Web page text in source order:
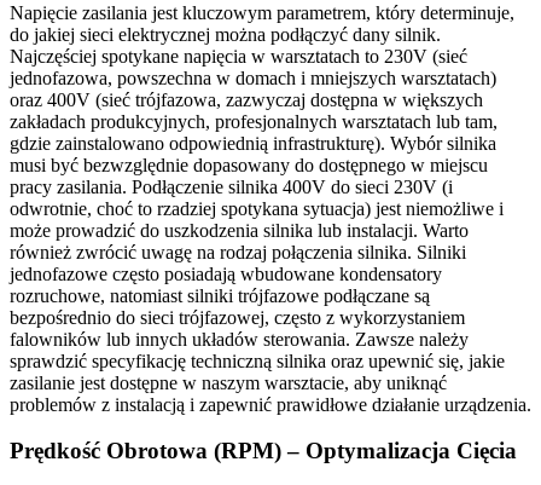
Napięcie zasilania jest kluczowym parametrem, który determinuje,
do jakiej sieci elektrycznej można podłączyć dany silnik.
Najczęściej spotykane napięcia w warsztatach to 230V (sieć
jednofazowa, powszechna w domach i mniejszych warsztatach)
oraz 400V (sieć trójfazowa, zazwyczaj dostępna w większych
zakładach produkcyjnych, profesjonalnych warsztatach lub tam,
gdzie zainstalowano odpowiednią infrastrukturę). Wybór silnika
musi być bezwzględnie dopasowany do dostępnego w miejscu
pracy zasilania. Podłączenie silnika 400V do sieci 230V (i
odwrotnie, choć to rzadziej spotykana sytuacja) jest niemożliwe i
może prowadzić do uszkodzenia silnika lub instalacji. Warto
również zwrócić uwagę na rodzaj połączenia silnika. Silniki
jednofazowe często posiadają wbudowane kondensatory
rozruchowe, natomiast silniki trójfazowe podłączane są
bezpośrednio do sieci trójfazowej, często z wykorzystaniem
falowników lub innych układów sterowania. Zawsze należy
sprawdzić specyfikację techniczną silnika oraz upewnić się, jakie
zasilanie jest dostępne w naszym warsztacie, aby uniknąć
problemów z instalacją i zapewnić prawidłowe działanie urządzenia.
Prędkość Obrotowa (RPM) – Optymalizacja Cięcia